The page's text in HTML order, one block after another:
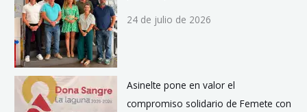
24 de julio de 2026
Asinelte pone en valor el
compromiso solidario de Femete con